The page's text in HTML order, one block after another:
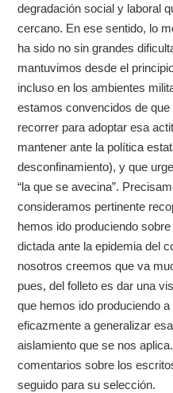
degradación social y laboral
cercano. En ese sentido, lo
ha sido no sin grandes
mantuvimos desde el
incluso en los ambientes
estamos convencidos de
recorrer para adoptar esa
mantener ante la política
desconfinamiento), y que
“la que se avecina”.
consideramos pertinente
hemos ido produciendo
dictada ante la epidemia del
nosotros creemos que va
pues, del folleto es dar una
que hemos ido produciendo
eficazmente a generalizar
aislamiento que se nos
comentarios sobre los
seguido para su selección.